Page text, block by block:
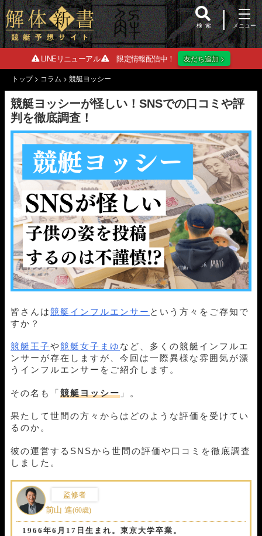
検索
LINEリニューアル 限定情報配信中！
友だち追加 >
トップ > コラム > 競艇ヨッシー
競艇ヨッシーが怪しい！SNSでの口コミや評
判を徹底調査！
皆さんは競艇インフルエンサー という方々をご存知で
すか？
競艇王子や競艇女子まゆ など、多くの競艇インフルエ
ンサーが存在しますが、今回は一際異様な雰囲気が漂
うインフルエンサーをご紹介します。
その名も「競艇ヨッシー 」。
果たして世間の方々からはどのような評価を受けてい
るのか。
彼の運営するSNSから世間の評価や口コミを徹底調査
しました。
監修者
前山 進(60歳)
1966年6月17日生まれ。東京大学卒業。